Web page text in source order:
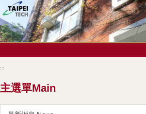
到
內
區
:::
主選單Main